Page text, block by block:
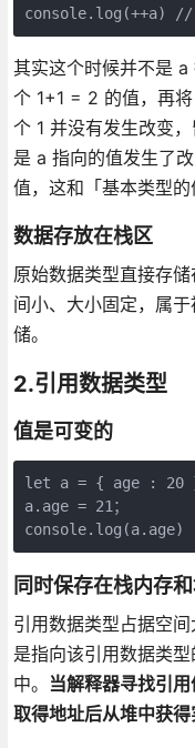
console.log(++a)
其实这个时候并不是
个 1+1 = 2 的值，再
个 1 并没有发生改变
是 a 指向的值发生了
值，这和「基本类型的
数据存放在栈区
原始数据类型直接存
间小、大小固定，属
储。
2.引用数据类型
值是可变的
let a = { age : 20 }
a.age = 21；
同时保存在栈内存
引用数据类型占据空
是指向该引用数据类
中。 当解释器寻找引
取得地址后从堆中获得